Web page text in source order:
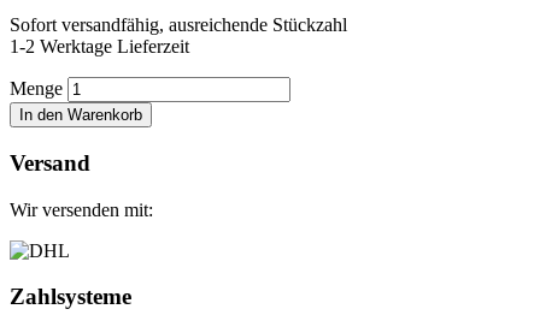
Sofort versandfähig, ausreichende Stückzahl
1-2 Werktage Lieferzeit
Menge
In den Warenkorb
Versand
Wir versenden mit:
Zahlsysteme